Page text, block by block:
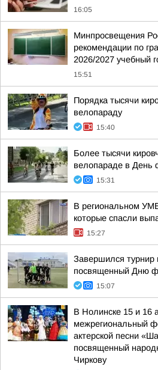
16:05
Минпросвещения
рекомендации по
2026/2027 учебный
15:51
Порядка тысячи
велопараду
15:40
Более тысячи
велопараде в День
15:31
В региональном
которые спасли
15:27
Завершился турнир
посвященный Дню
15:07
В Нолинске 15 и 16
межрегиональный
актерской песни
посвященный
Чиркову